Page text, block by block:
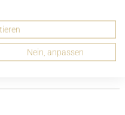
Nein, anpassen